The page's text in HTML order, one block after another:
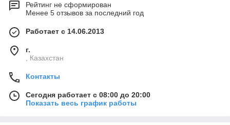
Рейтинг не сформирован
Менее 5 отзывов за последний год
Работает с 14.06.2013
г.
, Казахстан
Контакты
Сегодня работает с 08:00 до 20:00
Показать весь график работы